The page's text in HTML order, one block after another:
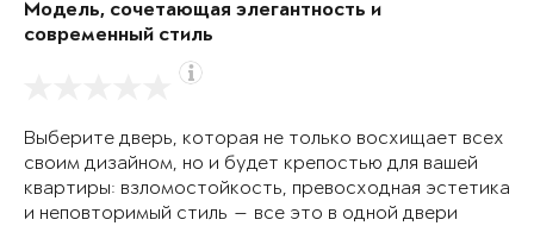
Модель, сочетающая элегантность и
современный стиль
Выберите дверь, которая не только восхищает всех
своим дизайном, но и будет крепостью для вашей
квартиры: взломостойкость, превосходная эстетика
и неповторимый стиль — все это в одной двери